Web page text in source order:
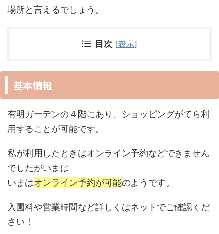
場所と言えるでしょう。
目次 [表示]
基本情報
有明ガーデンの４階にあり、ショッピングがてら利
用することが可能です。
私が利用したときはオンライン予約などできません
でしたがいまは
いまはオンライン予約が可能のようです。
入園料や営業時間など詳しくはネットでご確認くだ
さい！